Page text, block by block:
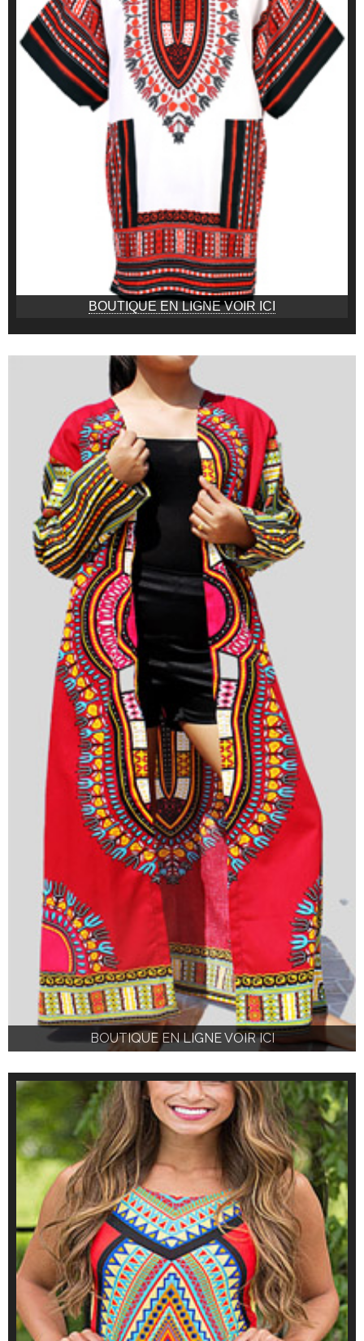
BOUTIQUE EN LIGNE VOIR ICI
BOUTIQUE EN LIGNE VOIR ICI